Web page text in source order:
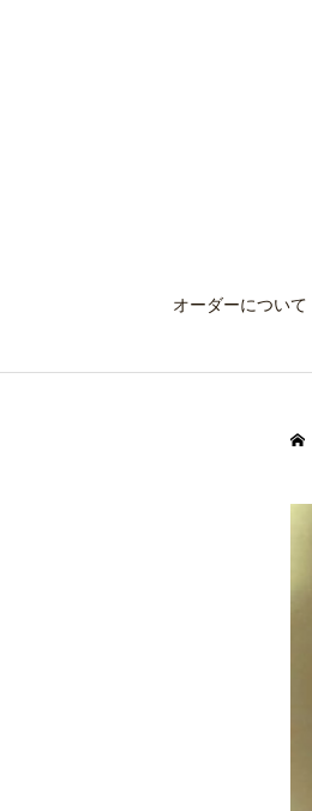
オーダーについて